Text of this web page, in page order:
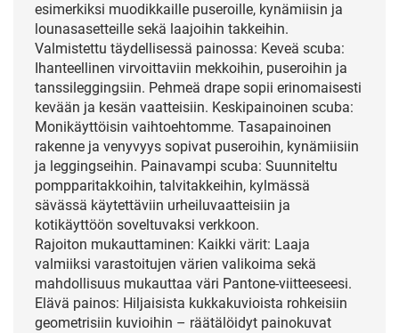
esimerkiksi muodikkaille puseroille, kynämiisin ja
lounasasetteille sekä laajoihin takkeihin.
Valmistettu täydellisessä painossa: Keveä scuba:
Ihanteellinen virvoittaviin mekkoihin, puseroihin ja
tanssileggingsiin. Pehmeä drape sopii erinomaisesti
kevään ja kesän vaatteisiin. Keskipainoinen scuba:
Monikäyttöisin vaihtoehtomme. Tasapainoinen
rakenne ja venyvyys sopivat puseroihin, kynämiisiin
ja leggingseihin. Painavampi scuba: Suunniteltu
pompparitakkoihin, talvitakkeihin, kylmässä
sävässä käytettäviin urheiluvaatteisiin ja
kotikäyttöön soveltuvaksi verkkoon.
Rajoiton mukauttaminen: Kaikki värit: Laaja
valmiiksi varastoitujen värien valikoima sekä
mahdollisuus mukauttaa väri Pantone-viitteeseesi.
Elävä painos: Hiljaisista kukkakuvioista rohkeisiin
geometrisiin kuvioihin – räätälöidyt painokuvat